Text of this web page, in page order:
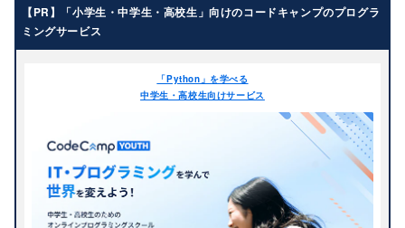
対象
年中
小学1年生
小学3年生 小学4年生
小学5年生 小学6年生
【PR】「小学生・中学生・高校生」向けのコードキャンプのプログラ
ミングサービス
「Python」を学べる
中学生・高校生向けサービス